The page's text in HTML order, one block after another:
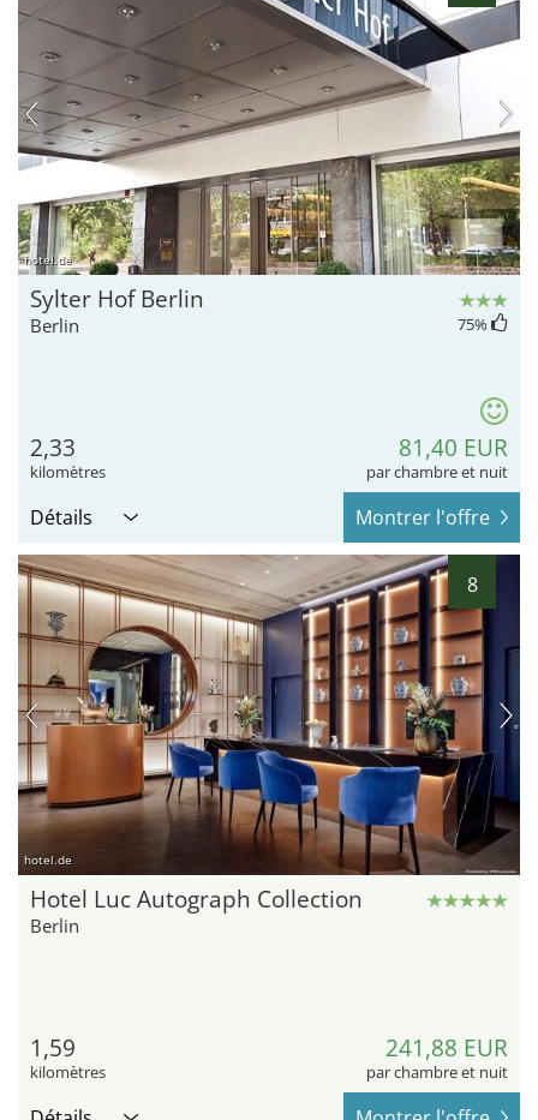
hotel.de
Sylter Hof Berlin
Berlin 75%
2,33
kilomètres
81,40 EUR
par chambre et nuit
Détails Montrer l'offre
8
hotel.de
Hotel Luc Autograph Collection
Berlin
1,59
kilomètres
241,88 EUR
par chambre et nuit